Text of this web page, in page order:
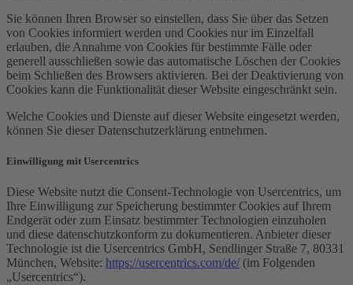
Sie können Ihren Browser so einstellen, dass Sie über das Setzen
von Cookies informiert werden und Cookies nur im Einzelfall
erlauben, die Annahme von Cookies für bestimmte Fälle oder
generell ausschließen sowie das automatische Löschen der Cookies
beim Schließen des Browsers aktivieren. Bei der Deaktivierung von
Cookies kann die Funktionalität dieser Website eingeschränkt sein.
Welche Cookies und Dienste auf dieser Website eingesetzt werden,
können Sie dieser Datenschutzerklärung entnehmen.
Einwilligung mit Usercentrics
Diese Website nutzt die Consent-Technologie von Usercentrics, um
Ihre Einwilligung zur Speicherung bestimmter Cookies auf Ihrem
Endgerät oder zum Einsatz bestimmter Technologien einzuholen
und diese datenschutzkonform zu dokumentieren. Anbieter dieser
Technologie ist die Usercentrics GmbH, Sendlinger Straße 7, 80331
München, Website: https://usercentrics.com/de/ (im Folgenden
„Usercentrics“).